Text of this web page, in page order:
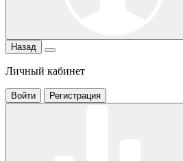
Назад
Личный кабинет
Войти Регистрация